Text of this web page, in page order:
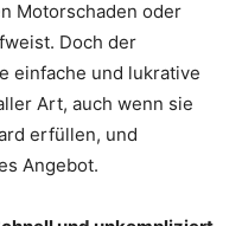
Motorschaden oder
Doch der
einfache und lukrative
Art, auch wenn sie
erfüllen, und
Angebot.